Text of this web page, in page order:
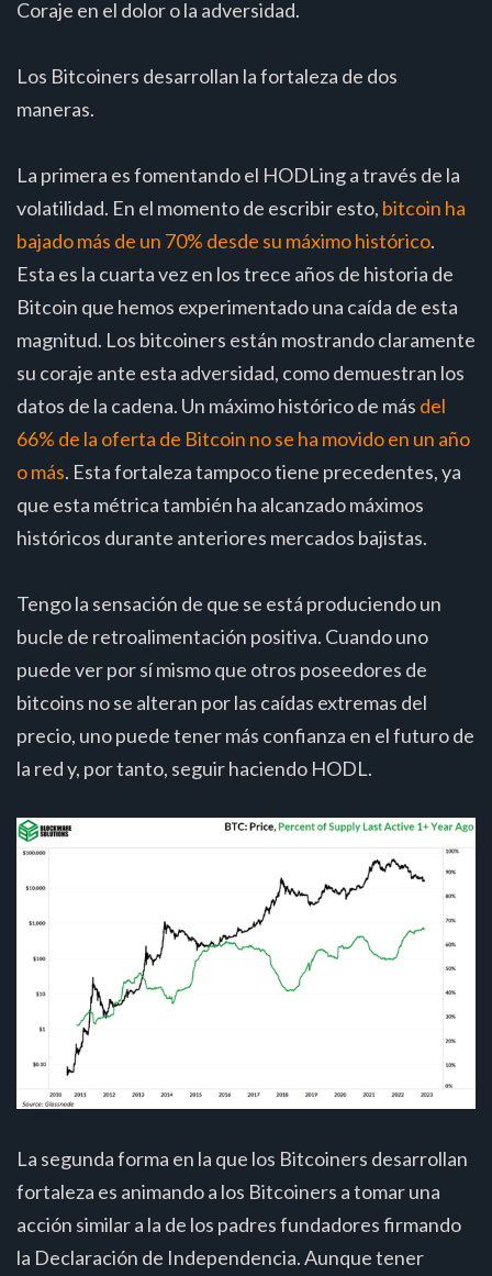
Coraje en el dolor o la adversidad.
Los Bitcoiners desarrollan la fortaleza de dos
maneras.
La primera es fomentando el HODLing a través de la
volatilidad. En el momento de escribir esto, bitcoin ha
bajado más de un 70% desde su máximo histórico.
Esta es la cuarta vez en los trece años de historia de
Bitcoin que hemos experimentado una caída de esta
magnitud. Los bitcoiners están mostrando claramente
su coraje ante esta adversidad, como demuestran los
datos de la cadena. Un máximo histórico de más del
66% de la oferta de Bitcoin no se ha movido en un año
o más. Esta fortaleza tampoco tiene precedentes, ya
que esta métrica también ha alcanzado máximos
históricos durante anteriores mercados bajistas.
Tengo la sensación de que se está produciendo un
bucle de retroalimentación positiva. Cuando uno
puede ver por sí mismo que otros poseedores de
bitcoins no se alteran por las caídas extremas del
precio, uno puede tener más confianza en el futuro de
la red y, por tanto, seguir haciendo HODL.
La segunda forma en la que los Bitcoiners desarrollan
fortaleza es animando a los Bitcoiners a tomar una
acción similar a la de los padres fundadores firmando
la Declaración de Independencia. Aunque tener